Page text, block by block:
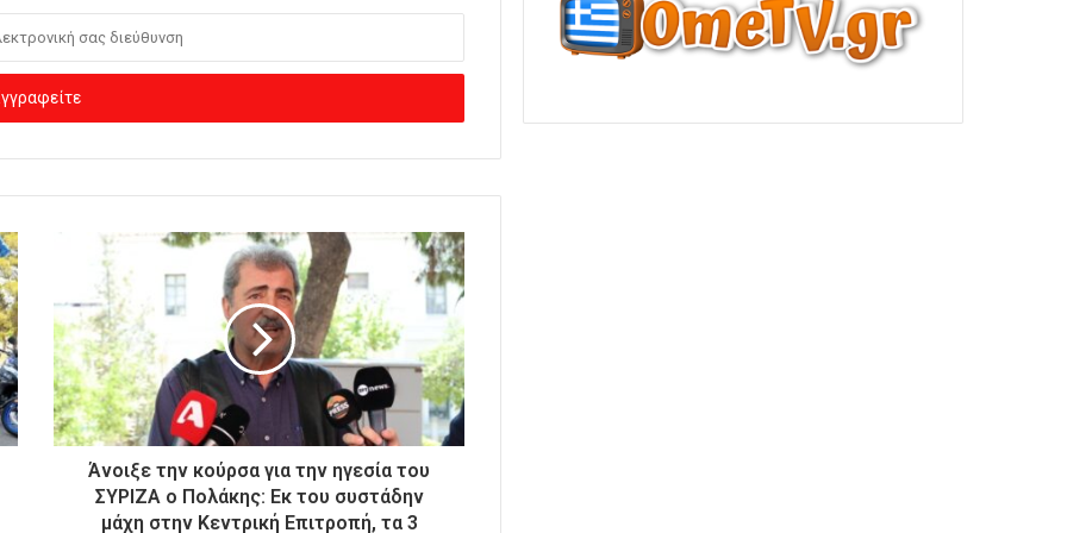
Άνοιξε την κούρσα για την ηγεσία του
ΣΥΡΙΖΑ ο Πολάκης: Εκ του συστάδην
μάχη στην Κεντρική Επιτροπή, τα 3